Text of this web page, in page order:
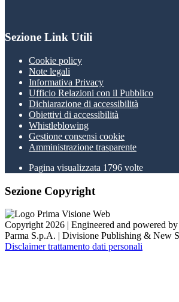
Sezione Link Utili
Cookie policy
Note legali
Informativa Privacy
Ufficio Relazioni con il Pubblico
Dichiarazione di accessibilità
Obiettivi di accessibilità
Whistleblowing
Gestione consensi cookie
Amministrazione trasparente
Pagina visualizzata 1796 volte
Sezione Copyright
Copyright 2026 | Engineered and powered
Parma S.p.A. | Divisione Publishing & New
Disclaimer trattamento dati personali